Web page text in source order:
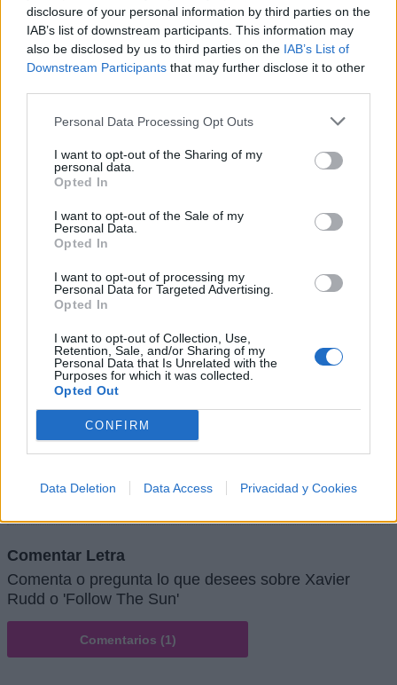
disclosure of your personal information by third parties on the
IAB’s list of downstream participants. This information may
also be disclosed by us to third parties on the IAB’s List of
Downstream Participants that may further disclose it to other
Personal Data Processing Opt Outs
I want to opt-out of the Sharing of my
personal data.
Opted In
I want to opt-out of the Sale of my
Personal Data.
Opted In
I want to opt-out of processing my
Personal Data for Targeted Advertising.
Opted In
I want to opt-out of Collection, Use,
Retention, Sale, and/or Sharing of my
Personal Data that Is Unrelated with the
Purposes for which it was collected.
Opted Out
CONFIRM
Data Deletion Data Access Privacidad y Cookies
Ranking de Xavier Rudd
Xavier Ruddno está entre los 500 artistas más
apoyados y visitados de esta semana.
¿Apoyar a Xavier Rudd?
3 0
Ranking de Xavier Rudd TOP Música
Comentar Letra
Comenta o pregunta lo que desees sobre Xavier
Rudd o 'Follow The Sun'
Comentarios (1)